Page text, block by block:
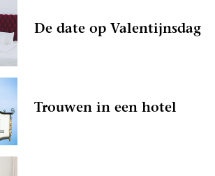
De date op Valentijnsdag
Trouwen in een hotel